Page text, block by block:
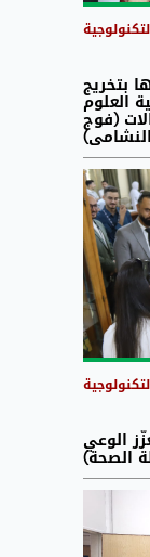
بتخريج
العلوم
(فوج
النشامى)
الوعي
الصحة)